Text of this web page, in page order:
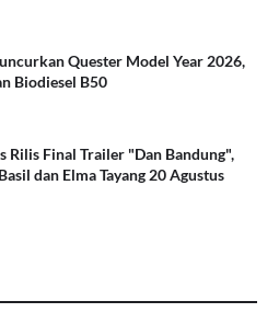
Quester Model Year 2026,
Biodiesel B50
Rilis Final Trailer "Dan Bandung",
dan Elma Tayang 20 Agustus